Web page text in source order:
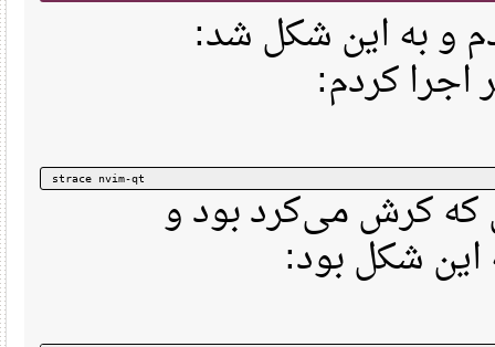
و به این شکل شد:
کردم:
strace nvim-qt
کرش می‌کرد بود و
شکل بود: